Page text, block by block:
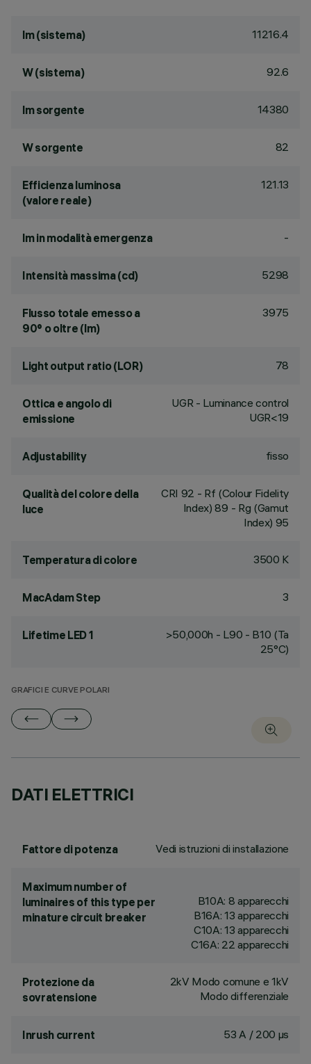
lm (sistema) 11216.4
W (sistema) 92.6
lm sorgente 14380
W sorgente 82
Efficienza luminosa
(valore reale)
121.13
lm in modalità emergenza -
Intensità massima (cd) 5298
Flusso totale emesso a
90° o oltre (lm)
3975
Light output ratio (LOR) 78
Ottica e angolo di
emissione
UGR - Luminance control
UGR<19
Adjustability fisso
Qualità del colore della
luce
CRI 92 - Rf (Colour Fidelity
Index) 89 - Rg (Gamut
Index) 95
Temperatura di colore 3500 K
MacAdam Step 3
Lifetime LED 1
>50,000h - L90 - B10 (Ta
25°C)
GRAFICI E CURVE POLARI
DATI ELETTRICI
Fattore di potenza Vedi istruzioni di installazione
Maximum number of
luminaires of this type per
minature circuit breaker
B10A: 8 apparecchi
B16A: 13 apparecchi
C10A: 13 apparecchi
C16A: 22 apparecchi
Protezione da
sovratensione
2kV Modo comune e 1kV
Modo differenziale
Inrush current 53 A / 200 µs